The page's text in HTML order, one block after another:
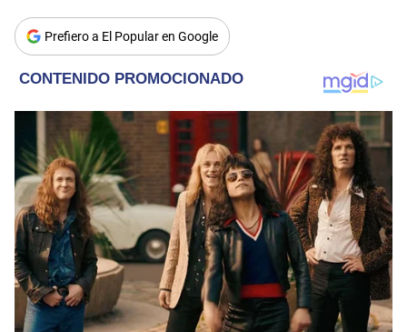
Prefiero a El Popular en Google